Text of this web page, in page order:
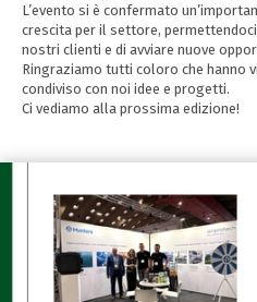
L’evento si è confermato
crescita per il settore,
nostri clienti e di avviare nuove
Ringraziamo tutti coloro che hanno
condiviso con noi idee e progetti.
Ci vediamo alla prossima edizione!